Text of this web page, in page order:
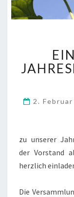
2.
zu unserer
der Vorstand
herzlich
Die